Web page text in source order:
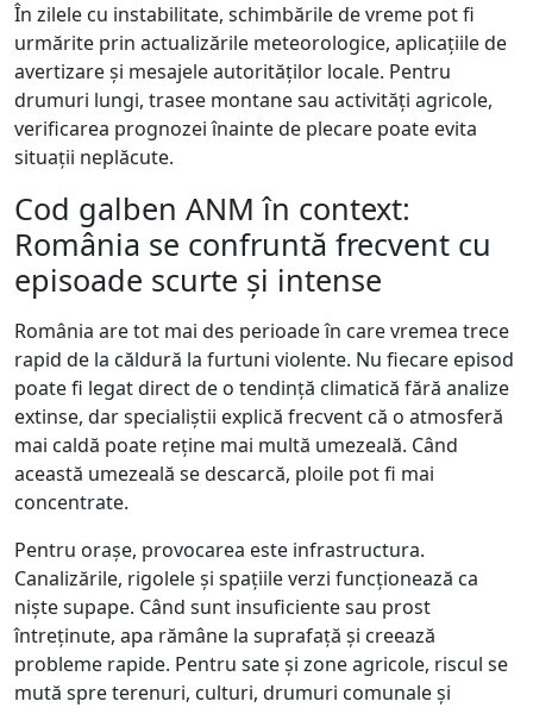
În zilele cu instabilitate, schimbările de vreme pot fi
urmărite prin actualizările meteorologice, aplicațiile de
avertizare și mesajele autorităților locale. Pentru
drumuri lungi, trasee montane sau activități agricole,
verificarea prognozei înainte de plecare poate evita
situații neplăcute.
Cod galben ANM în context:
România se confruntă frecvent cu
episoade scurte și intense
România are tot mai des perioade în care vremea trece
rapid de la căldură la furtuni violente. Nu fiecare episod
poate fi legat direct de o tendință climatică fără analize
extinse, dar specialiștii explică frecvent că o atmosferă
mai caldă poate reține mai multă umezeală. Când
această umezeală se descarcă, ploile pot fi mai
concentrate.
Pentru orașe, provocarea este infrastructura.
Canalizările, rigolele și spațiile verzi funcționează ca
niște supape. Când sunt insuficiente sau prost
întreținute, apa rămâne la suprafață și creează
probleme rapide. Pentru sate și zone agricole, riscul se
mută spre terenuri, culturi, drumuri comunale și